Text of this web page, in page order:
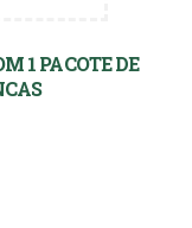
1 PACOTE DE